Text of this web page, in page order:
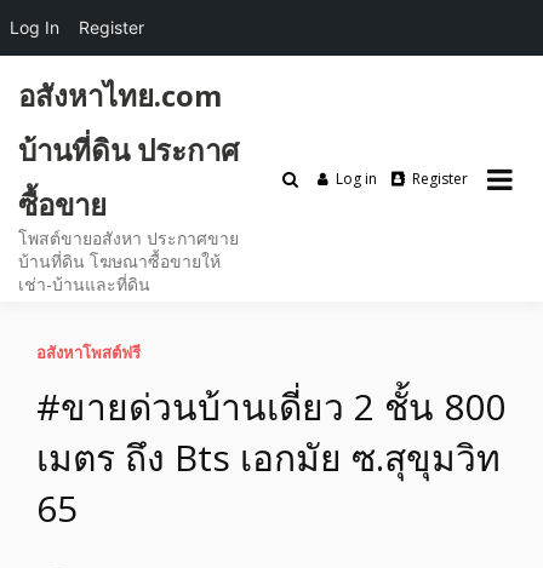
content
อสังหาไทย.com
บ้านที่ดิน ประกาศ
ซื้อขาย
โพสต์ขายอสังหา ประกาศขาย
บ้านที่ดิน โฆษณาซื้อขายให้
เช่า-บ้านและที่ดิน
Log in Register
อสังหาโพสต์ฟรี
#ขายด่วนบ้านเดี่ยว 2 ชั้น 800
เมตร ถึง Bts เอกมัย ซ.สุขุมวิท
65
Log In Register